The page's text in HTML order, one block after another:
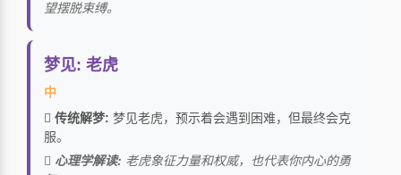
望摆脱束缚。
梦见: 老虎
中
传统解梦: 梦见老虎，预示着会遇到困难，但最终会克
服。
心理学解读: 老虎象征力量和权威，也代表你内心的勇